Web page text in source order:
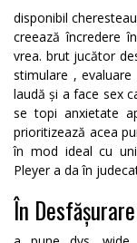
disponibil
creează încredere
vrea. brut jucător
stimulare ,
laudă și a face sex
se topi anxietate
prioritizează acea
în mod ideal cu
Pleyer a da în
În